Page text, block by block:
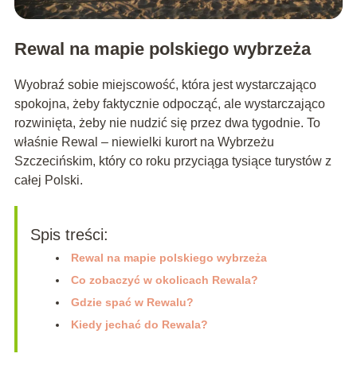
Rewal na mapie polskiego wybrzeża
Wyobraź sobie miejscowość, która jest wystarczająco
spokojna, żeby faktycznie odpocząć, ale wystarczająco
rozwinięta, żeby nie nudzić się przez dwa tygodnie. To
właśnie Rewal – niewielki kurort na Wybrzeżu
Szczecińskim, który co roku przyciąga tysiące turystów z
całej Polski.
Spis treści:
Rewal na mapie polskiego wybrzeża
Co zobaczyć w okolicach Rewala?
Gdzie spać w Rewalu?
Kiedy jechać do Rewala?